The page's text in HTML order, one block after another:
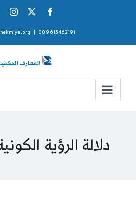
Facebook
X
009615462191
دلالة الرؤية